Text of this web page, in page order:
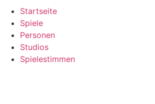
Startseite
Spiele
Personen
Studios
Spielestimmen